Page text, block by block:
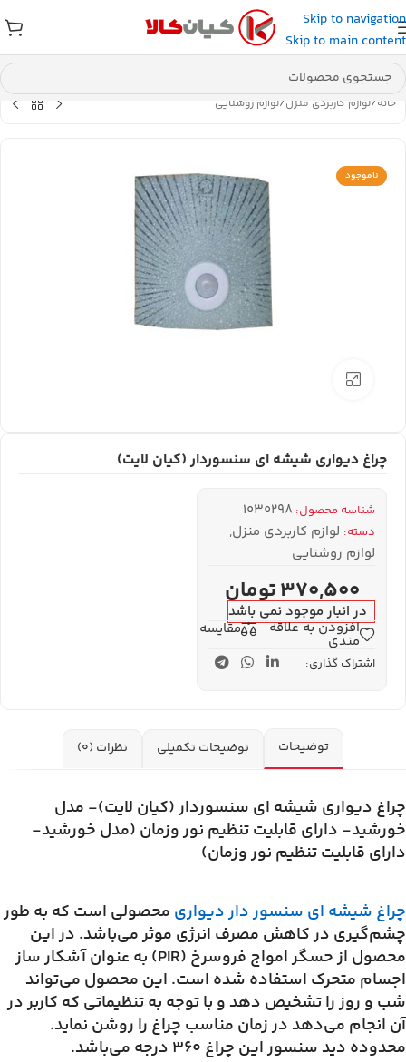
Skip to navigation
Skip to main content
عضو کانال بله کیان کالا شوید و کد تخفیف دریافت کنید.
خانه/لوازم کاربردی منزل/لوازم روشنایی
ناموجود
چراغ دیواری شیشه ای سنسوردار (کیان لایت)
شناسه محصول: 1030298
دسته: لوازم کاربردی منزل,
لوازم روشنایی
370,500تومان
در انبار موجود نمی باشد
افزودن به علاقه
مندی
مقایسه
اشتراک گذاری:
توضیحات توضیحات تکمیلی نظرات (0)
چراغ دیواری شیشه ای سنسوردار (کیان لایت)- مدل
خورشید- دارای قابلیت تنظیم نور وزمان (مدل خورشید-
دارای قابلیت تنظیم نور وزمان)
چراغ شیشه ای سنسور دار دیواری محصولی است که به طور
چشم‌گیری در کاهش مصرف انرژی موثر می‌باشد. در این
محصول از حسگر امواج فروسرخ (PIR) به عنوان آشکار ساز
اجسام متحرک استفاده شده است. این محصول می‌تواند
شب و روز را تشخیص دهد و با توجه به تنظیماتی که کاربر در
آن انجام می‌دهد در زمان مناسب چراغ را روشن نماید.
محدوده دید سنسور این چراغ 360 درجه می‌باشد.